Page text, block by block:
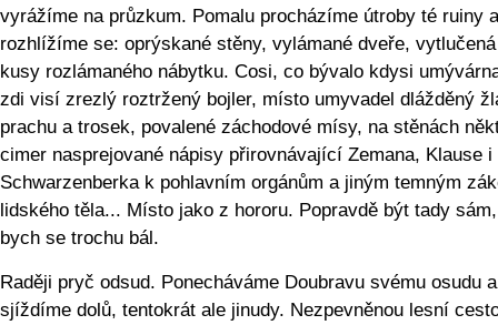
vyrážíme na průzkum. Pomalu procházíme útroby té ruiny a
rozhlížíme se: oprýskané stěny, vylámané dveře,
kusy rozlámaného nábytku. Cosi, co bývalo kdysi
zdi visí zrezlý roztržený bojler, místo umyvadel dlážděný
prachu a trosek, povalené záchodové mísy, na stěnách
cimer nasprejované nápisy přirovnávající Zemana, Klause i
Schwarzenberka k pohlavním orgánům a jiným temným
lidského těla... Místo jako z hororu. Popravdě být tady
bych se trochu bál.
Raději pryč odsud. Ponecháváme Doubravu svému osudu a
sjíždíme dolů, tentokrát ale jinudy. Nezpevněnou lesní